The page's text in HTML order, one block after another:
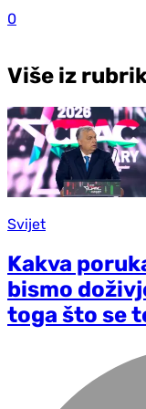
0
Više iz
Svijet
Kakva
bismo
toga što se